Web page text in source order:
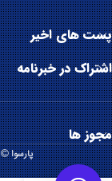
پست های اخیر
اشتراک در خبرنامه
مجوز ها
پارسوا